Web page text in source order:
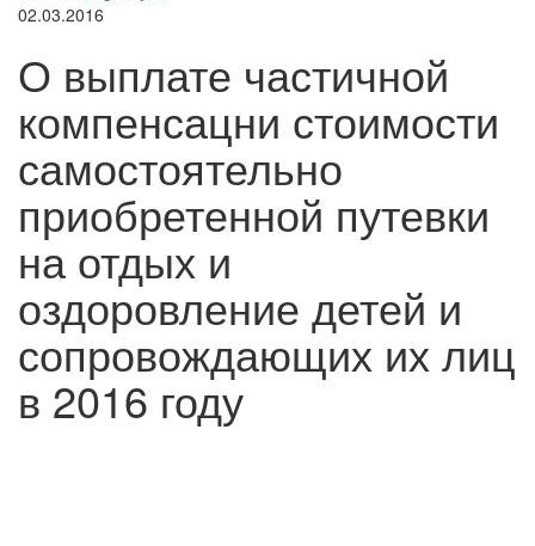
02.03.2016
О выплате частичной
компенсацни стоимости
самостоятельно
приобретенной путевки
на отдых и
оздоровление детей и
сопровождающих их лиц
в 2016 году